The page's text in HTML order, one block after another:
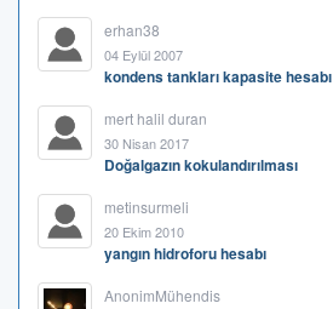
erhan38
04 Eylül 2007
kondens tankları kapasite hesabı
mert halil duran
30 Nisan 2017
Doğalgazın kokulandırılması
metinsurmeli
20 Ekim 2010
yangın hidroforu hesabı
AnonimMühendis